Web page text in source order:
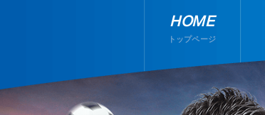
HOME
トップページ